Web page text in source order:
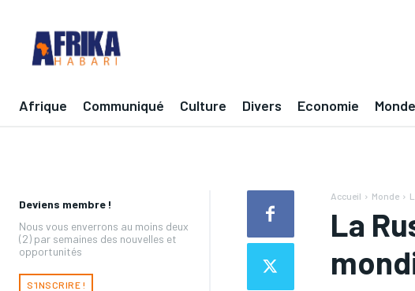
Afrique Communiqué Culture Divers Economie Monde
Deviens membre !
Nous vous enverrons au moins deux
(2) par semaines des nouvelles et
opportunités
S'INSCRIRE !
Accueil Monde
La